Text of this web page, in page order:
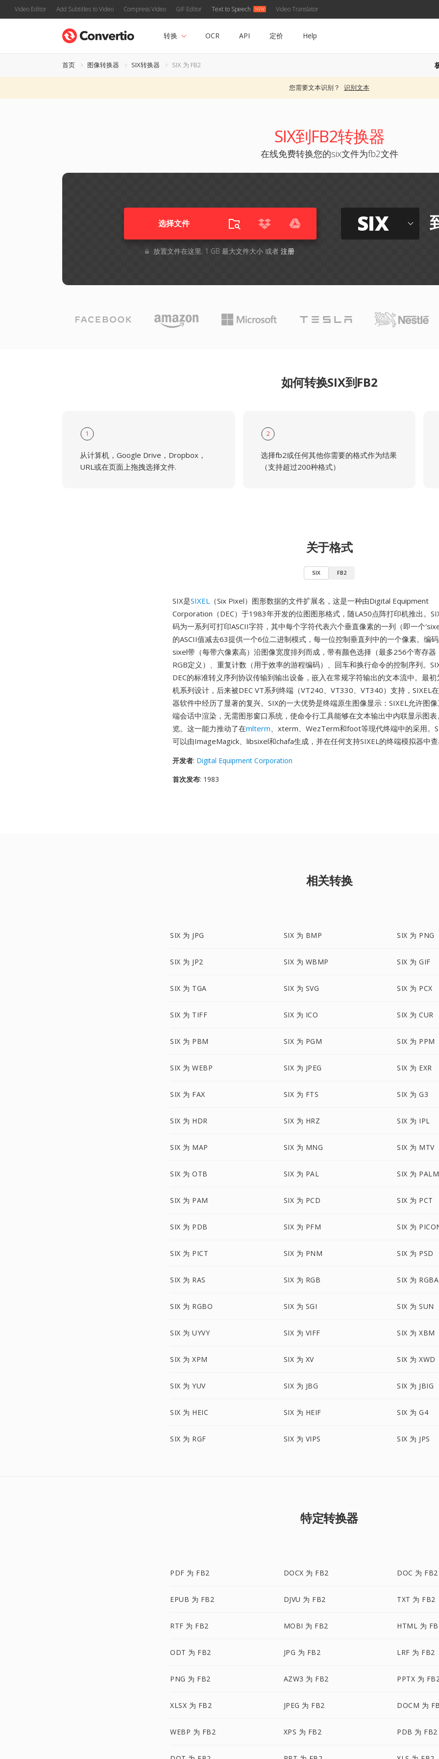
Video Editor Add Subtitles to Video Compress Video GIF Editor Text to Speech Video Translator
转换 OCR API 定价 Help
首页 图像转换器 SIX转换器 SIX 为 FB2
您需要文本识别？ 识别文本
SIX到FB2转换器
在线免费转换您的six文件为fb2文件
选择文件
放置文件在这里. 1 GB 最大文件大小 或者 注册
SIX
如何转换SIX到FB2
1
从计算机，Google Drive，Dropbox，
URL或在页面上拖拽选择文件.
2
选择fb2或任何其他你需要的格式作为结果
（支持超过200种格式）
关于格式
SIX FB2
SIX是SIXEL （Six Pixel）图形数据的文件扩展名，这是一种由Digital Equipment
Corporation（DEC）于1983年开发的位图图形格式，随LA50点阵打印机推出。
码为一系列可打印ASCII字符，其中每个字符代表六个垂直像素的一列（即一个
的ASCII值减去63提供一个6位二进制模式，每一位控制垂直列中的一个像素。编
sixel带（每带六像素高）沿图像宽度排列而成，带有颜色选择（最多256个寄存器
RGB定义）、重复计数（用于效率的游程编码）、回车和换行命令的控制序列。
DEC的标准转义序列协议传输到输出设备，嵌入在常规字符输出的文本流中。最初
机系列设计，后来被DEC VT系列终端（VT240、VT330、VT340）支持，SIXEL
器软件中经历了显著的复兴。SIX的一大优势是终端原生图像显示：SIXEL允许图
端会话中渲染，无需图形窗口系统，使命令行工具能够在文本输出中内联显示图
览。这一能力推动了在mlterm、xterm、WezTerm和foot等现代终端中的采用。
可以由ImageMagick、libsixel和chafa生成，并在任何支持SIXEL的终端模拟器中
开发者: Digital Equipment Corporation
首次发布: 1983
相关转换
SIX 为 JPG SIX 为 BMP SIX 为 PNG
SIX 为 JP2 SIX 为 WBMP SIX 为 GIF
SIX 为 TGA SIX 为 SVG SIX 为 PCX
SIX 为 TIFF SIX 为 ICO SIX 为 CUR
SIX 为 PBM SIX 为 PGM SIX 为 PPM
SIX 为 WEBP SIX 为 JPEG SIX 为 EXR
SIX 为 FAX SIX 为 FTS SIX 为 G3
SIX 为 HDR SIX 为 HRZ SIX 为 IPL
SIX 为 MAP SIX 为 MNG SIX 为 MTV
SIX 为 OTB SIX 为 PAL SIX 为 PALM
SIX 为 PAM SIX 为 PCD SIX 为 PCT
SIX 为 PDB SIX 为 PFM SIX 为
SIX 为 PICT SIX 为 PNM SIX 为 PSD
SIX 为 RAS SIX 为 RGB SIX 为 RGBA
SIX 为 RGBO SIX 为 SGI SIX 为 SUN
SIX 为 UYVY SIX 为 VIFF SIX 为 XBM
SIX 为 XPM SIX 为 XV SIX 为 XWD
SIX 为 YUV SIX 为 JBG SIX 为 JBIG
SIX 为 HEIC SIX 为 HEIF SIX 为 G4
SIX 为 RGF SIX 为 VIPS SIX 为 JPS
特定转换器
PDF 为 FB2 DOCX 为 FB2 DOC 为 FB2
EPUB 为 FB2 DJVU 为 FB2 TXT 为 FB2
RTF 为 FB2 MOBI 为 FB2 HTML 为
ODT 为 FB2 JPG 为 FB2 LRF 为 FB2
PNG 为 FB2 AZW3 为 FB2 PPTX 为
XLSX 为 FB2 JPEG 为 FB2 DOCM 为
WEBP 为 FB2 XPS 为 FB2 PDB 为 FB2